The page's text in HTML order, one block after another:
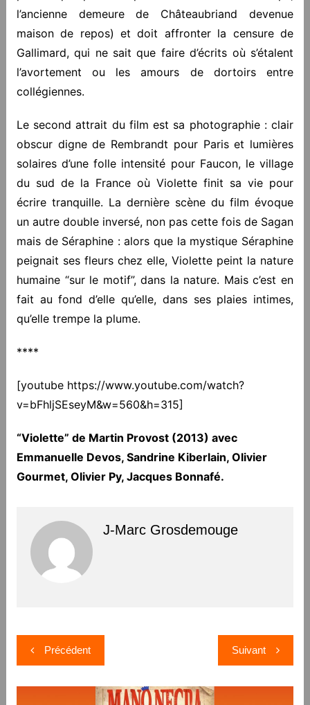
l’ancienne demeure de Châteaubriand devenue
maison de repos) et doit affronter la censure de
Gallimard, qui ne sait que faire d’écrits où s’étalent
l’avortement ou les amours de dortoirs entre
collégiennes.
Le second attrait du film est sa photographie : clair
obscur digne de Rembrandt pour Paris et lumières
solaires d’une folle intensité pour Faucon, le village
du sud de la France où Violette finit sa vie pour
écrire tranquille. La dernière scène du film évoque
un autre double inversé, non pas cette fois de Sagan
mais de Séraphine : alors que la mystique Séraphine
peignait ses fleurs chez elle, Violette peint la nature
humaine “sur le motif”, dans la nature. Mais c’est en
fait au fond d’elle qu’elle, dans ses plaies intimes,
qu’elle trempe la plume.
****
[youtube https://www.youtube.com/watch?
v=bFhljSEseyM&w=560&h=315]
“Violette” de Martin Provost (2013) avec
Emmanuelle Devos, Sandrine Kiberlain, Olivier
Gourmet, Olivier Py, Jacques Bonnafé.
J-Marc Grosdemouge
Navigation
de
l’article
Précédent Suivant